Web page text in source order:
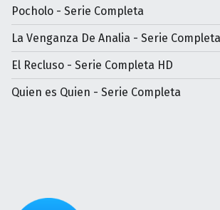
Pocholo - Serie Completa
La Venganza De Analia - Serie
El Recluso - Serie Completa HD
Quien es Quien - Serie Completa